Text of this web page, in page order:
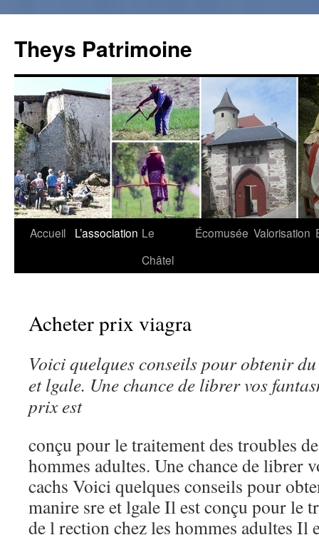
Theys Patrimoine
Aller
Accueil L’association Le
Châtel
Écomusée Valorisation
Acheter prix viagra
Voici quelques conseilspour obtenir
et lgale. Une chance de librer vos
prixest
conçu pour le traitement des troubles
hommes adultes. Une chance de librer
cachs Voici quelques conseils pour
manire sre et lgale Il est conçu pour le
de l rection chez les hommes adultes Il